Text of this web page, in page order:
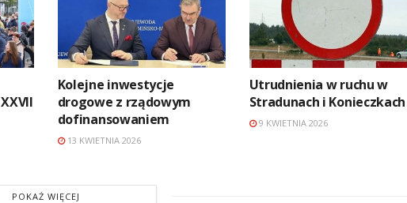
Kolejne inwestycje
drogowe z rządowym
dofinansowaniem
13 KWIETNIA 2026
Utrudnienia w ruchu w
Stradunach i Konieczkach
9 KWIETNIA 2026
POKAŻ WIĘCEJ